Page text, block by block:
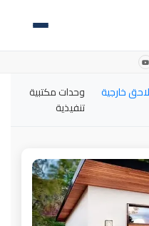
الرياض 2026 | ملاحق خارجية
وحدات مكتبية
تنفيذية